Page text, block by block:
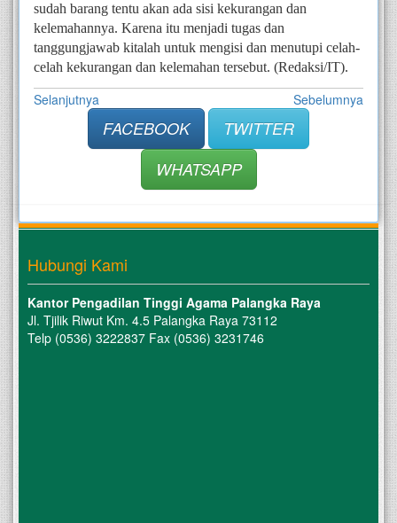
sudah barang tentu akan ada sisi kekurangan dan
kelemahannya. Karena itu menjadi tugas dan
tanggungjawab kitalah untuk mengisi dan menutupi celah-
celah kekurangan dan kelemahan tersebut. (Redaksi/IT).
Selanjutnya Sebelumnya
FACEBOOK
TWITTER
WHATSAPP
Hubungi Kami
Kantor Pengadilan Tinggi Agama Palangka Raya
Jl. Tjilik Riwut Km. 4.5 Palangka Raya 73112
Telp (0536) 3222837 Fax (0536) 3231746